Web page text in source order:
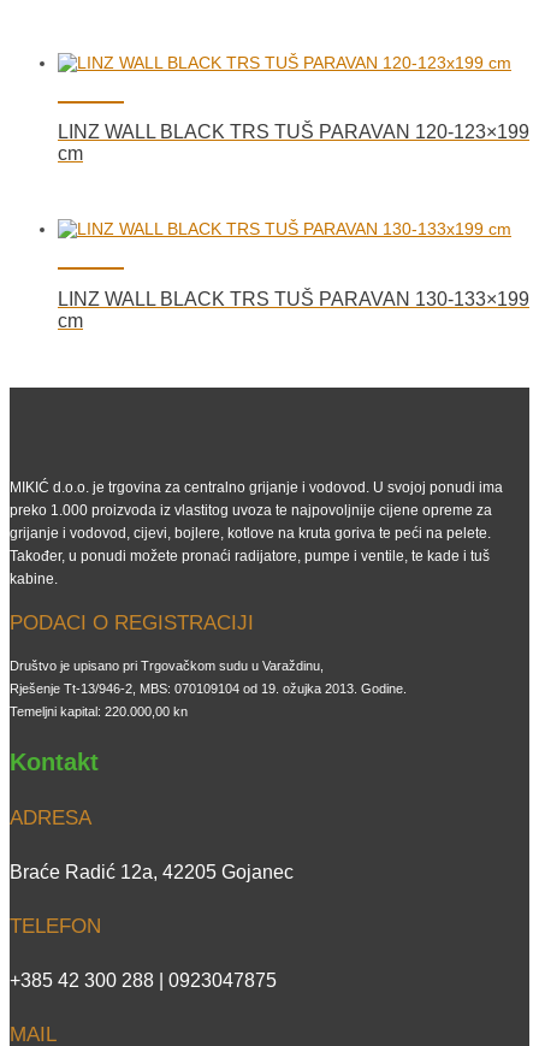
LINZ WALL BLACK TRS TUŠ PARAVAN 120-123×199
cm
LINZ WALL BLACK TRS TUŠ PARAVAN 130-133×199
cm
MIKIĆ d.o.o. je trgovina za centralno grijanje i vodovod. U svojoj ponudi ima
preko 1.000 proizvoda iz vlastitog uvoza te najpovoljnije cijene opreme za
grijanje i vodovod, cijevi, bojlere, kotlove na kruta goriva te peći na pelete.
Također, u ponudi možete pronaći radijatore, pumpe i ventile, te kade i tuš
kabine.
PODACI O REGISTRACIJI
Društvo je upisano pri Trgovačkom sudu u Varaždinu,
Rješenje Tt-13/946-2, MBS: 070109104 od 19. ožujka 2013. Godine.
Temeljni kapital: 220.000,00 kn
Kontakt
ADRESA
Braće Radić 12a, 42205 Gojanec
TELEFON
+385 42 300 288 | 0923047875
MAIL